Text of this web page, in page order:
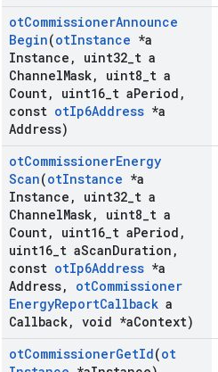
otCommissionerAnnounce
Begin(otInstance *a
Instance , uint32 t a
ChannelMask, uint8 t a
Count, uint16 t aPeriod ,
const otIp6Address *a
Address)
otCommissionerEnergy
Scan(otInstance *a
Instance , uint32 t a
ChannelMask, uint8 t a
Count, uint16 t aPeriod ,
uint16 t aScanDuration ,
const otIp6Address *a
Address, otCommissioner
EnergyReportCallback a
Callback, void *aContext)
otCommissionerGetId(ot